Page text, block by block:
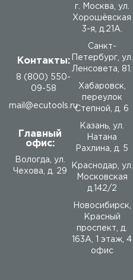
Контакты:
8 (800) 550-
09-58
mail@ecutools.ru
Главный
офис:
Вологда
ул.
Чехова, д. 29
г. Москва, ул.
Хорошёвская
3-я, д.21А.
Санкт-
Петербург, ул.
Ленсовета, 81.
Хабаровск,
переулок
Степной, д. 6
Казань, ул.
Натана
Рахлина, д. 5
Краснодар, ул.
Московская
д.142/2
Новосибирск,
Красный
проспект, д.
163А, 1 этаж, 4
офис